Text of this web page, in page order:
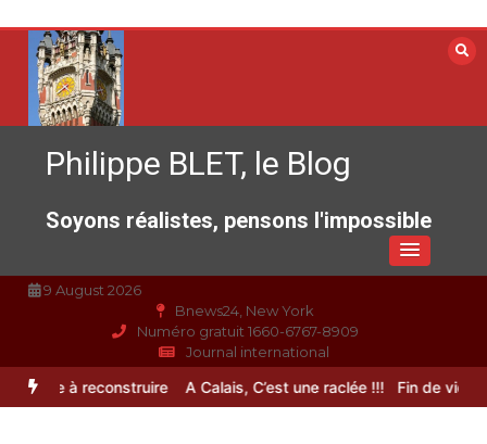
contenu
Philippe BLET, le Blog
Soyons réalistes, pensons l'impossible
9 August 2026
Bnews24, New York
Numéro gratuit 1660-6767-8909
Journal international
à reconstruire A Calais, C’est une raclée !!! Fin de vie :